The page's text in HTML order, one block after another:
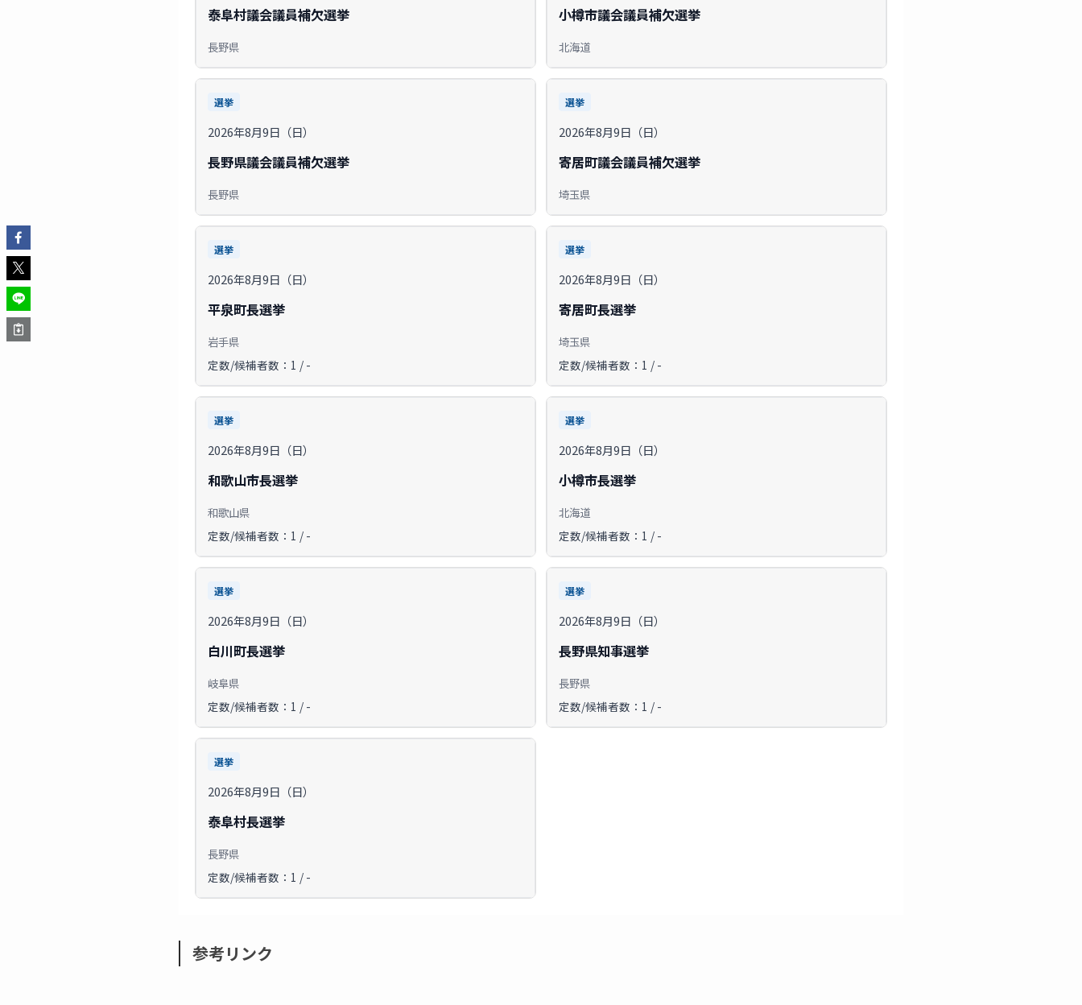
泰阜村議会議員補欠選挙
長野県
小樽市議会議員補欠選挙
北海道
選挙
2026年8月9日（日）
長野県議会議員補欠選挙
長野県
選挙
2026年8月9日（日）
寄居町議会議員補欠選挙
埼玉県
選挙
2026年8月9日（日）
平泉町長選挙
岩手県
定数/候補者数：1 / -
選挙
2026年8月9日（日）
寄居町長選挙
埼玉県
定数/候補者数：1 / -
選挙
2026年8月9日（日）
和歌山市長選挙
和歌山県
定数/候補者数：1 / -
選挙
2026年8月9日（日）
小樽市長選挙
北海道
定数/候補者数：1 / -
選挙
2026年8月9日（日）
白川町長選挙
岐阜県
定数/候補者数：1 / -
選挙
2026年8月9日（日）
長野県知事選挙
長野県
定数/候補者数：1 / -
選挙
2026年8月9日（日）
泰阜村長選挙
長野県
定数/候補者数：1 / -
参考リンク